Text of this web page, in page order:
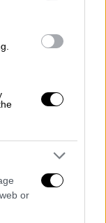
or
το
8
με το